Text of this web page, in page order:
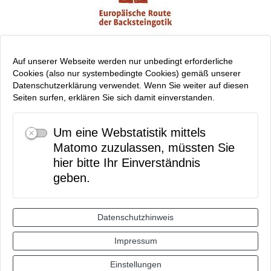
Auf unserer Webseite werden nur unbedingt erforderliche
Cookies (also nur systembedingte Cookies) gemäß unserer
Datenschutzerklärung verwendet. Wenn Sie weiter auf diesen
Seiten surfen, erklären Sie sich damit einverstanden.
Um eine Webstatistik mittels
Matomo zuzulassen, müssten Sie
hier bitte Ihr Einverständnis
geben.
Datenschutzhinweis
Impressum
Einstellungen